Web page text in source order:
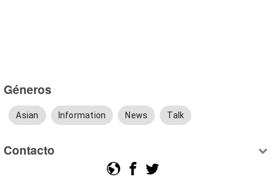
Géneros
Asian Information News Talk
Contacto